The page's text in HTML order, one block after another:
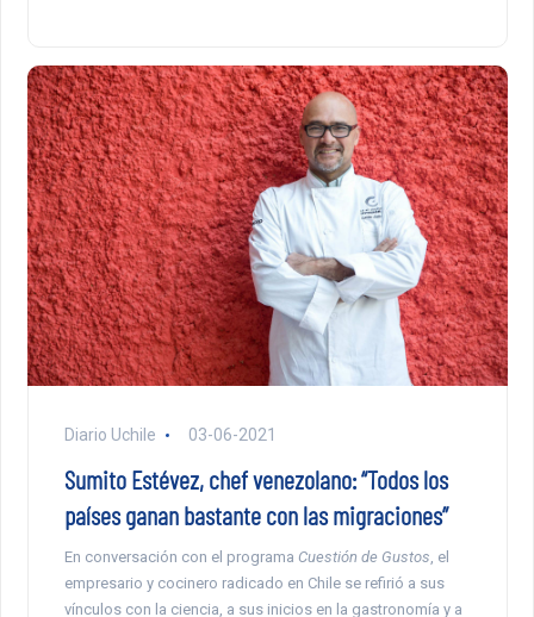
Diario Uchile 03-06-2021
Sumito Estévez, chef venezolano: “Todos los
países ganan bastante con las migraciones”
En conversación con el programa Cuestión de Gustos , el
empresario y cocinero radicado en Chile se refirió a sus
vínculos con la ciencia, a sus inicios en la gastronomía y a